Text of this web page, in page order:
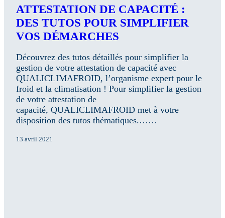
ATTESTATION DE CAPACITÉ :
DES TUTOS POUR SIMPLIFIER
VOS DÉMARCHES
Découvrez des tutos détaillés pour simplifier la
gestion de votre attestation de capacité avec
QUALICLIMAFROID, l’organisme expert pour le
froid et la climatisation ! Pour simplifier la gestion
de votre attestation de
capacité, QUALICLIMAFROID met à votre
disposition des tutos thématiques.……
13 avril 2021